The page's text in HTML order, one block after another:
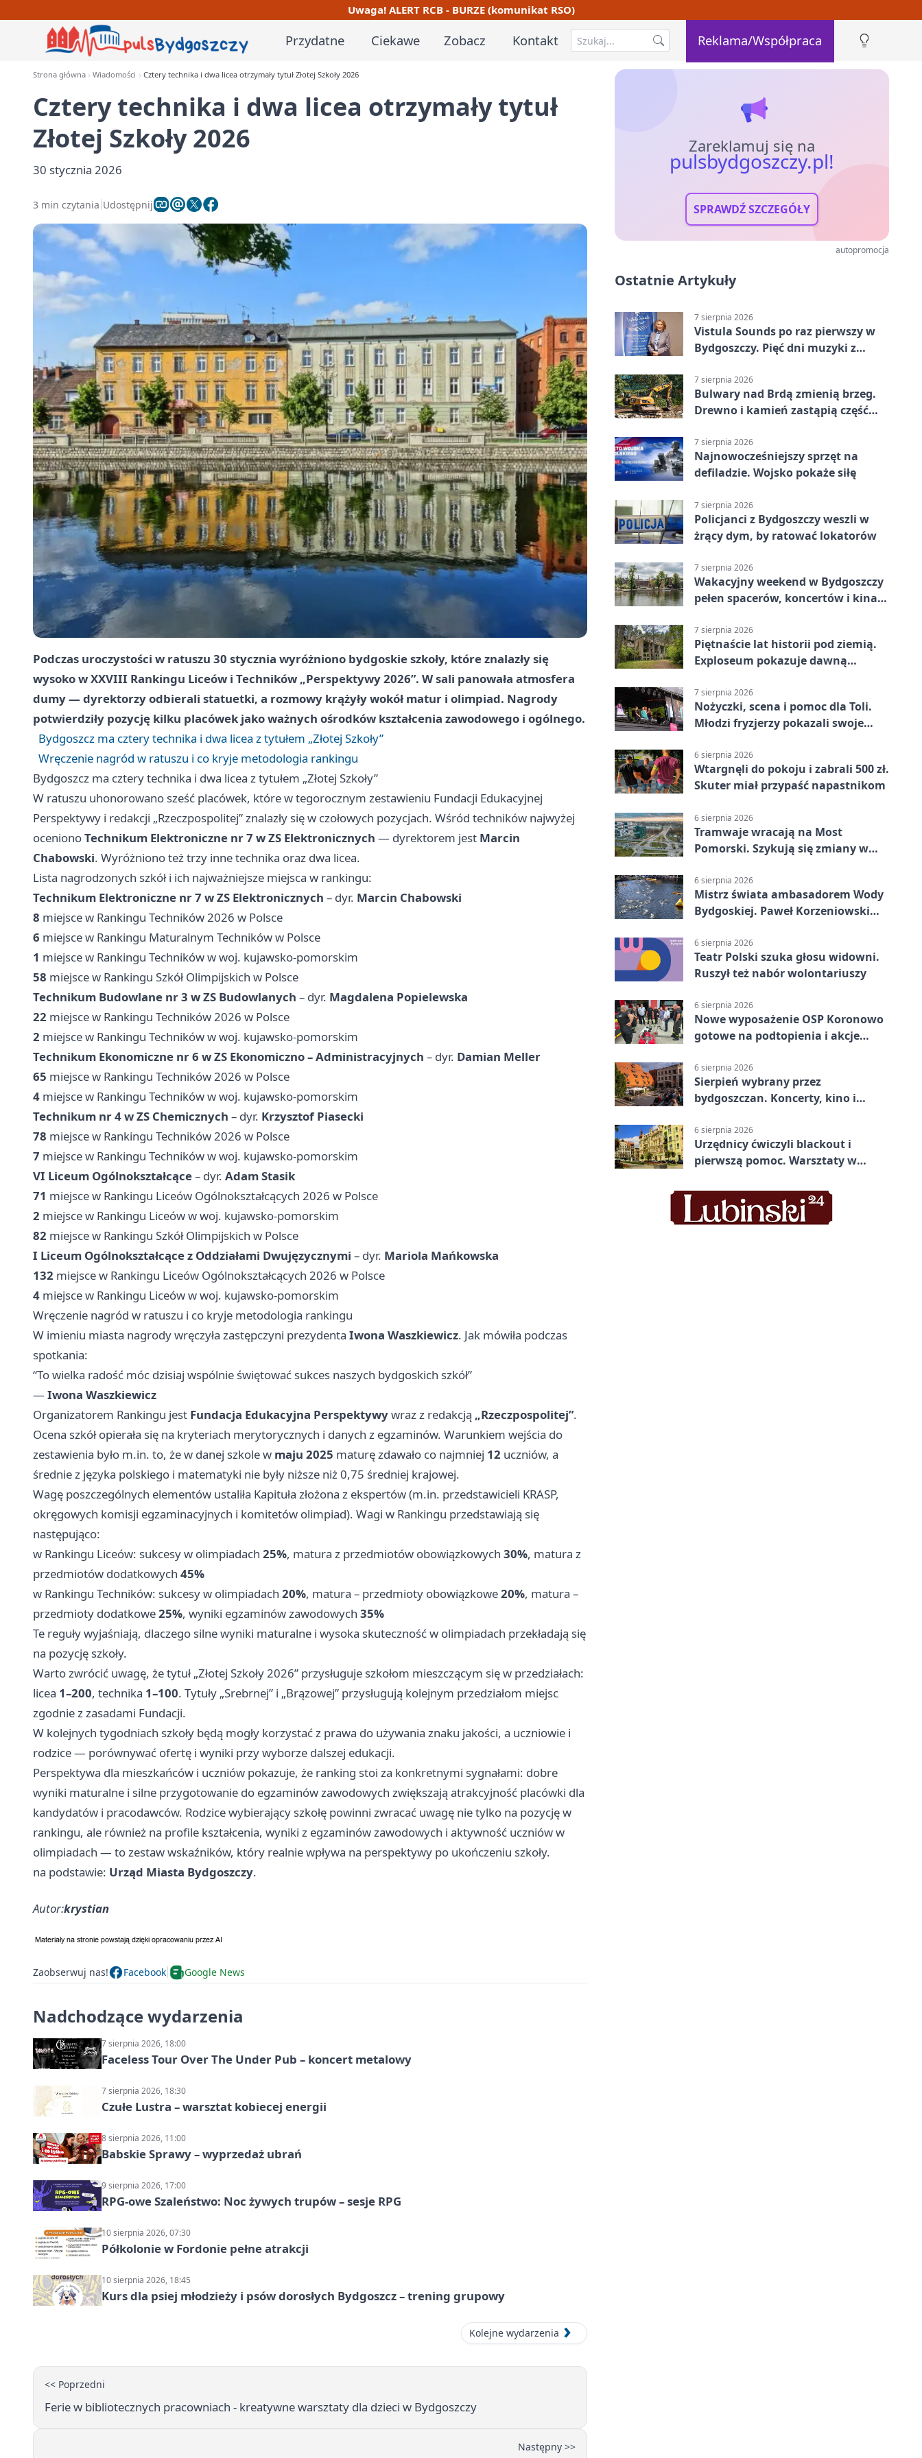
Uwaga! ALERT RCB - BURZE (komunikat RSO)
Przydatne Ciekawe Zobacz Kontakt Reklama/Współpraca
Strona główna Wiadomości Cztery technika i dwa licea otrzymały tytuł Złotej Szkoły 2026
Cztery technika i dwa licea otrzymały tytuł
Złotej Szkoły 2026
30 stycznia 2026
3 min czytania Udostępnij
Podczas uroczystości w ratuszu 30 stycznia wyróżniono bydgoskie szkoły, które znalazły się
wysoko w XXVIII Rankingu Liceów i Techników „Perspektywy 2026”. W sali panowała atmosfera
dumy — dyrektorzy odbierali statuetki, a rozmowy krążyły wokół matur i olimpiad. Nagrody
potwierdziły pozycję kilku placówek jako ważnych ośrodków kształcenia zawodowego i ogólnego.
Bydgoszcz ma cztery technika i dwa licea z tytułem „Złotej Szkoły”
Wręczenie nagród w ratuszu i co kryje metodologia rankingu
Bydgoszcz ma cztery technika i dwa licea z tytułem „Złotej Szkoły”
W ratuszu uhonorowano sześć placówek, które w tegorocznym zestawieniu Fundacji Edukacyjnej
Perspektywy i redakcji „Rzeczpospolitej” znalazły się w czołowych pozycjach. Wśród techników najwyżej
ocenionoTechnikum Elektroniczne nr 7 w ZS Elektronicznych — dyrektorem jest Marcin
Chabowski. Wyróżniono też trzy inne technika oraz dwa licea.
Lista nagrodzonych szkół i ich najważniejsze miejsca w rankingu:
Technikum Elektroniczne nr 7 w ZS Elektronicznych – dyr. Marcin Chabowski
8 miejsce w Rankingu Techników 2026 w Polsce
6 miejsce w Rankingu Maturalnym Techników w Polsce
1 miejsce w Rankingu Techników w woj. kujawsko-pomorskim
58 miejsce w Rankingu Szkół Olimpijskich w Polsce
Technikum Budowlane nr 3 w ZS Budowlanych – dyr. Magdalena Popielewska
22 miejsce w Rankingu Techników 2026 w Polsce
2 miejsce w Rankingu Techników w woj. kujawsko-pomorskim
Technikum Ekonomiczne nr 6 w ZS Ekonomiczno – Administracyjnych – dyr. Damian Meller
65 miejsce w Rankingu Techników 2026 w Polsce
4 miejsce w Rankingu Techników w woj. kujawsko-pomorskim
Technikum nr 4 w ZS Chemicznych – dyr. Krzysztof Piasecki
78 miejsce w Rankingu Techników 2026 w Polsce
7 miejsce w Rankingu Techników w woj. kujawsko-pomorskim
VI Liceum Ogólnokształcące– dyr. Adam Stasik
71 miejsce w Rankingu Liceów Ogólnokształcących 2026 w Polsce
2 miejsce w Rankingu Liceów w woj. kujawsko-pomorskim
82 miejsce w Rankingu Szkół Olimpijskich w Polsce
I Liceum Ogólnokształcące z Oddziałami Dwujęzycznymi – dyr. Mariola Mańkowska
132 miejsce w Rankingu Liceów Ogólnokształcących 2026 w Polsce
4 miejsce w Rankingu Liceów w woj. kujawsko-pomorskim
Wręczenie nagród w ratuszu i co kryje metodologia rankingu
W imieniu miasta nagrody wręczyła zastępczyni prezydenta Iwona Waszkiewicz. Jak mówiła podczas
spotkania:
“To wielka radość móc dzisiaj wspólnie świętować sukces naszych bydgoskich szkół”
— Iwona Waszkiewicz
Organizatorem Rankingu jest Fundacja Edukacyjna Perspektywywraz z redakcją „Rzeczpospolitej”.
Ocena szkół opierała się na kryteriach merytorycznych i danych z egzaminów. Warunkiem wejścia do
zestawienia było m.in. to, że w danej szkole w maju 2025 maturę zdawało co najmniej 12 uczniów, a
średnie z języka polskiego i matematyki nie były niższe niż 0,75 średniej krajowej.
Wagę poszczególnych elementów ustaliła Kapituła złożona z ekspertów (m.in. przedstawicieli KRASP,
okręgowych komisji egzaminacyjnych i komitetów olimpiad). Wagi w Rankingu przedstawiają się
następująco:
w Rankingu Liceów: sukcesy w olimpiadach 25%, matura z przedmiotów obowiązkowych 30%, matura z
przedmiotów dodatkowych 45%
w Rankingu Techników: sukcesy w olimpiadach 20%, matura – przedmioty obowiązkowe20%, matura –
przedmioty dodatkowe25%, wyniki egzaminów zawodowych 35%
Te reguły wyjaśniają, dlaczego silne wyniki maturalne i wysoka skuteczność w olimpiadach przekładają się
na pozycję szkoły.
Warto zwrócić uwagę, że tytuł „Złotej Szkoły 2026” przysługuje szkołom mieszczącym się w przedziałach:
licea 1–200, technika 1–100. Tytuły „Srebrnej” i „Brązowej” przysługują kolejnym przedziałom miejsc
zgodnie z zasadami Fundacji.
W kolejnych tygodniach szkoły będą mogły korzystać z prawa do używania znaku jakości, a uczniowie i
rodzice — porównywać ofertę i wyniki przy wyborze dalszej edukacji.
Perspektywa dla mieszkańców i uczniów pokazuje, że ranking stoi za konkretnymi sygnałami: dobre
wyniki maturalne i silne przygotowanie do egzaminów zawodowych zwiększają atrakcyjność placówki dla
kandydatów i pracodawców. Rodzice wybierający szkołę powinni zwracać uwagę nie tylko na pozycję w
rankingu, ale również na profile kształcenia, wyniki z egzaminów zawodowych i aktywność uczniów w
olimpiadach — to zestaw wskaźników, który realnie wpływa na perspektywy po ukończeniu szkoły.
na podstawie: Urząd Miasta Bydgoszczy.
Autor:krystian
Zaobserwuj nas! Facebook Google News
Nadchodzące wydarzenia
7 sierpnia 2026, 18:00
Faceless Tour Over The Under Pub – koncert metalowy
7 sierpnia 2026, 18:30
Czułe Lustra – warsztat kobiecej energii
8 sierpnia 2026, 11:00
Babskie Sprawy – wyprzedaż ubrań
9 sierpnia 2026, 17:00
RPG-owe Szaleństwo: Noc żywych trupów – sesje RPG
10 sierpnia 2026, 07:30
Półkolonie w Fordonie pełne atrakcji
10 sierpnia 2026, 18:45
Kurs dla psiej młodzieży i psów dorosłych Bydgoszcz – trening grupowy
Kolejne wydarzenia
<< Poprzedni
Ferie w bibliotecznych pracowniach - kreatywne warsztaty dla dzieci w Bydgoszczy
Następny >>
Zareklamuj się na
pulsbydgoszczy.pl!
SPRAWDŹ SZCZEGÓŁY
autopromocja
Ostatnie Artykuły
7 sierpnia 2026
Vistula Sounds po raz pierwszy w
Bydgoszczy. Pięć dni muzyki z
7 sierpnia 2026
Bulwary nad Brdą zmienią brzeg.
Drewno i kamień zastąpią część
7 sierpnia 2026
Najnowocześniejszy sprzęt na
defiladzie. Wojsko pokaże siłę
7 sierpnia 2026
Policjanci z Bydgoszczy weszli w
żrący dym, by ratować lokatorów
7 sierpnia 2026
Wakacyjny weekend w Bydgoszczy
pełen spacerów, koncertów i kina
7 sierpnia 2026
Piętnaście lat historii pod ziemią.
Exploseum pokazuje dawną
7 sierpnia 2026
Nożyczki, scena i pomoc dla Toli.
Młodzi fryzjerzy pokazali swoje
6 sierpnia 2026
Wtargnęli do pokoju i zabrali 500 zł.
Skuter miał przypaść napastnikom
6 sierpnia 2026
Tramwaje wracają na Most
Pomorski. Szykują się zmiany w
6 sierpnia 2026
Mistrz świata ambasadorem Wody
Bydgoskiej. Paweł Korzeniowski
6 sierpnia 2026
Teatr Polski szuka głosu widowni.
Ruszył też nabór wolontariuszy
6 sierpnia 2026
Nowe wyposażenie OSP Koronowo
gotowe na podtopienia i akcje
6 sierpnia 2026
Sierpień wybrany przez
bydgoszczan. Koncerty, kino i
6 sierpnia 2026
Urzędnicy ćwiczyli blackout i
pierwszą pomoc. Warsztaty w